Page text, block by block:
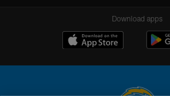
Download apps